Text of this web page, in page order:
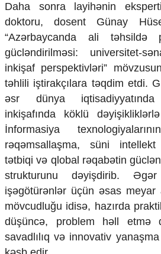
Sağlamlıq
Sosium
Mənəvi dəyərlər
Texnologiya
Mətbuat-150
Əlaqə
Missiyamız
Daha sonra layihənin
doktoru, dosent Günay
“Azərbaycanda ali təhsildə
gücləndirilməsi: universitet-
inkişaf perspektivləri”
təhlili iştirakçılara təqdim etdi.
əsr dünya
inkişafında köklü
İnformasiya
rəqəmsallaşma, süni
tətbiqi və qlobal rəqabətin
strukturunu dəyişdirib.
işəgötürənlər üçün əsas meyar
mövcudluğu idisə, hazırda
düşüncə, problem həll etmə
savadlılıq və innovativ